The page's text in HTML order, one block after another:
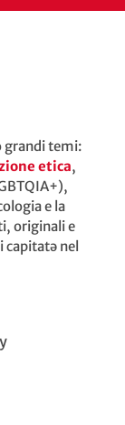
grandi temi:
etica,
e la
originali e
nel